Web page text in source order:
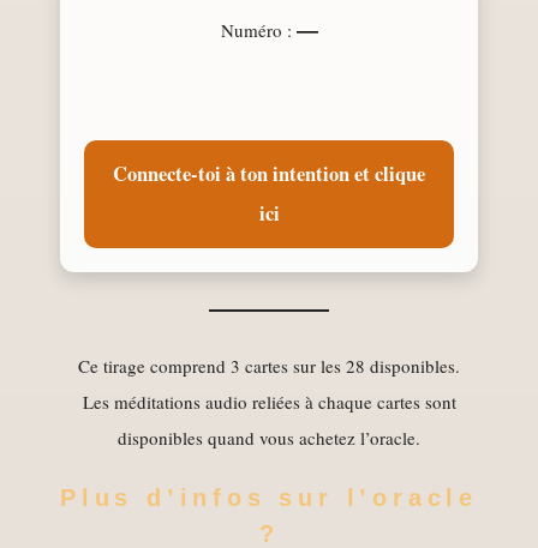
Numéro : —
Connecte-toi à ton intention et clique
ici
Ce tirage comprend 3 cartes sur les 28 disponibles.
Les méditations audio reliées à chaque cartes sont
disponibles quand vous achetez l’oracle.
Plus d’infos sur l’oracle
?